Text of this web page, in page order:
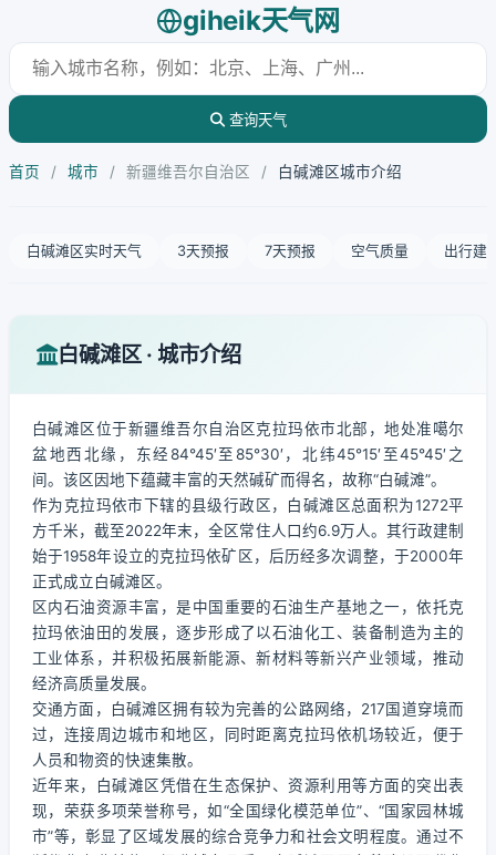
giheik天气网
查询天气
首页 / 城市 / 新疆维吾尔自治区 / 白碱滩区城市介绍
白碱滩区实时天气 3天预报 7天预报 空气质量 出行建
白碱滩区 · 城市介绍
白碱滩区位于新疆维吾尔自治区克拉玛依市北部，地处准噶尔
盆地西北缘，东经84°45′至85°30′，北纬45°15′至45°45′之
间。该区因地下蕴藏丰富的天然碱矿而得名，故称“白碱滩”。
作为克拉玛依市下辖的县级行政区，白碱滩区总面积为1272平
方千米，截至2022年末，全区常住人口约6.9万人。其行政建制
始于1958年设立的克拉玛依矿区，后历经多次调整，于2000年
正式成立白碱滩区。
区内石油资源丰富，是中国重要的石油生产基地之一，依托克
拉玛依油田的发展，逐步形成了以石油化工、装备制造为主的
工业体系，并积极拓展新能源、新材料等新兴产业领域，推动
经济高质量发展。
交通方面，白碱滩区拥有较为完善的公路网络，217国道穿境而
过，连接周边城市和地区，同时距离克拉玛依机场较近，便于
人员和物资的快速集散。
近年来，白碱滩区凭借在生态保护、资源利用等方面的突出表
现，荣获多项荣誉称号，如“全国绿化模范单位”、“国家园林城
市”等，彰显了区域发展的综合竞争力和社会文明程度。通过不